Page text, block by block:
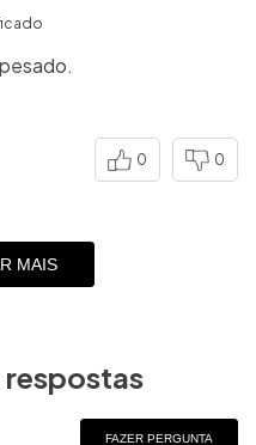
0 0
MAIS
respostas
FAZER PERGUNTA